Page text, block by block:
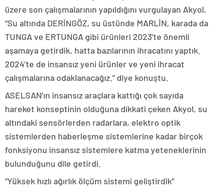
üzere son çalışmalarının yapıldığını vurgulayan Akyol,
“Su altında DERİNGÖZ, su üstünde MARLİN, karada da
TUNGA ve ERTUNGA gibi ürünleri 2023’te önemli
aşamaya getirdik, hatta bazılarının ihracatını yaptık.
2024’te de insansız yeni ürünler ve yeni ihracat
çalışmalarına odaklanacağız.” diye konuştu.
ASELSAN’ın insansız araçlara kattığı çok sayıda
hareket konseptinin olduğuna dikkati çeken Akyol, su
altındaki sensörlerden radarlara, elektro optik
sistemlerden haberleşme sistemlerine kadar birçok
fonksiyonu insansız sistemlere katma yeteneklerinin
bulunduğunu dile getirdi.
“Yüksek hızlı ağırlık ölçüm sistemi geliştirdik”